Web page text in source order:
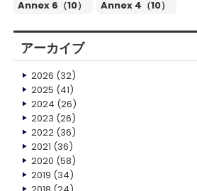
Annex 6（10）
Annex 4（10）
アーカイブ
2026 (32)
2025 (41)
2024 (26)
2023 (26)
2022(36)
2021 (36)
2020 (58)
2019 (34)